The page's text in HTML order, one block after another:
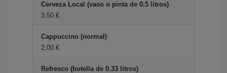
Cerveza Local (vaso o pinta de 0.5 litros)
3,50
Cappuccino (normal)
2,00
Refresco (botella de 0.33 litros)